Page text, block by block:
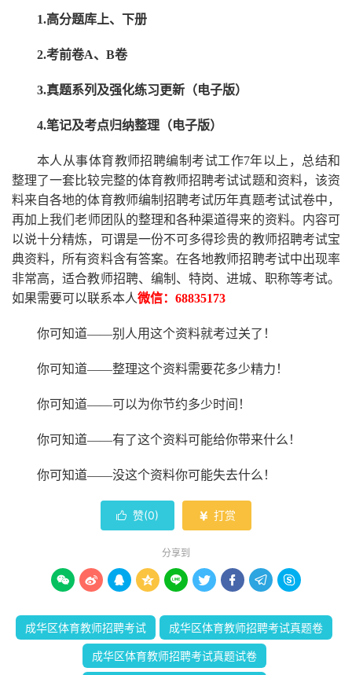
1.高分题库上、下册
2.考前卷A、B卷
3.真题系列及强化练习更新（电子版）
4.笔记及考点归纳整理（电子版）
本人从事体育教师招聘编制考试工作7年以上，总结和
整理了一套比较完整的体育教师招聘考试试题和资料，该资
料来自各地的体育教师编制招聘考试历年真题考试试卷中，
再加上我们老师 团队的整理和各种渠道得来的资料。内容可
以说十分精炼，可谓是一份不可多得珍贵的教师招聘考试宝
典资料，所有资料含有答案。在各地教师招聘考试中出现率
非常高，适合教师招聘、编制、特岗、进城、职称等考试。
如果需要可以联系本人微信： 68835173
你可知道——别人用这个资料就考过关了！
你可知道——整理这个资料需要花多少精力 ！
你可知道——可以为你节约多少时间！
你可知道——有了这个资料可能给你带来什么！
你可知道——没这个资料你可能失去什么 ！
 赞(0)  打赏
分享到
        
成华区体育教师招聘考试 成华区体育教师招聘考试真题卷
成华区体育教师招聘考试真题试卷